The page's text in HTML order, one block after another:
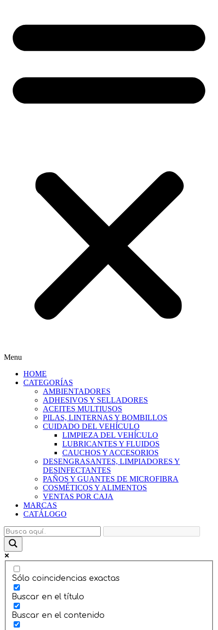
Menu
HOME
CATEGORÍAS
AMBIENTADORES
ADHESIVOS Y SELLADORES
ACEITES MULTIUSOS
PILAS, LINTERNAS Y BOMBILLOS
CUIDADO DEL VEHÍCULO
LIMPIEZA DEL VEHÍCULO
LUBRICANTES Y FLUIDOS
CAUCHOS Y ACCESORIOS
DESENGRASANTES, LIMPIADORES Y
DESINFECTANTES
PAÑOS Y GUANTES DE MICROFIBRA
COSMÉTICOS Y ALIMENTOS
VENTAS POR CAJA
MARCAS
CATÁLOGO
Sólo coincidencias exactas
Buscar en el título
Buscar en el contenido